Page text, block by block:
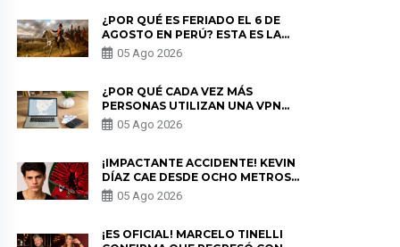
¿POR QUÉ ES FERIADO EL 6 DE
AGOSTO EN PERÚ? ESTA ES LA
HISTORIA
05 Ago 2026
¿POR QUÉ CADA VEZ MÁS
PERSONAS UTILIZAN UNA VPN
PARA PROTEGER SU
PRIVACIDAD?
05 Ago 2026
¡IMPACTANTE ACCIDENTE! KEVIN
DÍAZ CAE DESDE OCHO METROS
EN “ESTO ES GUERRA” Y GENERA
PREOCUPACIÓN
05 Ago 2026
¡ES OFICIAL! MARCELO TINELLI